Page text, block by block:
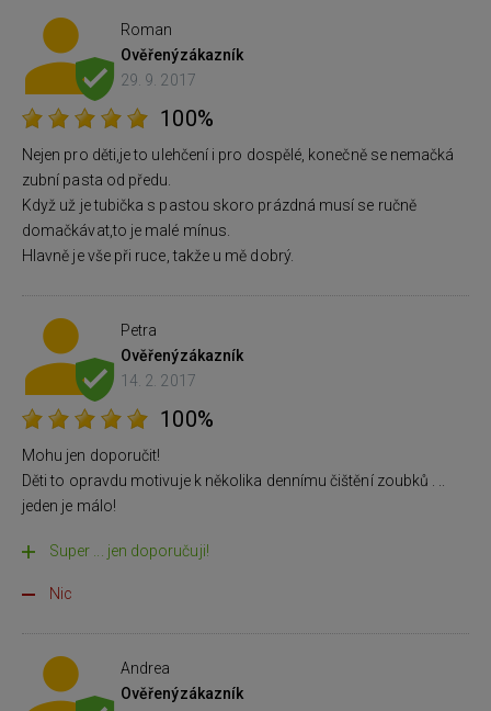
Roman
Ověřenýzákazník
29. 9. 2017
100%
Nejen pro děti,je to ulehčení i pro dospělé, konečně se nemačká
zubní pasta od předu.
Když už je tubička s pastou skoro prázdná musí se ručně
domačkávat,to je malé mínus.
Hlavně je vše při ruce, takže u mě dobrý.
Petra
Ověřenýzákazník
14. 2. 2017
100%
Mohu jen doporučit!
Děti to opravdu motivuje k několika dennímu čištění zoubků . ..
jeden je málo!
Super ... jen doporučuji!
Nic
Andrea
Ověřenýzákazník